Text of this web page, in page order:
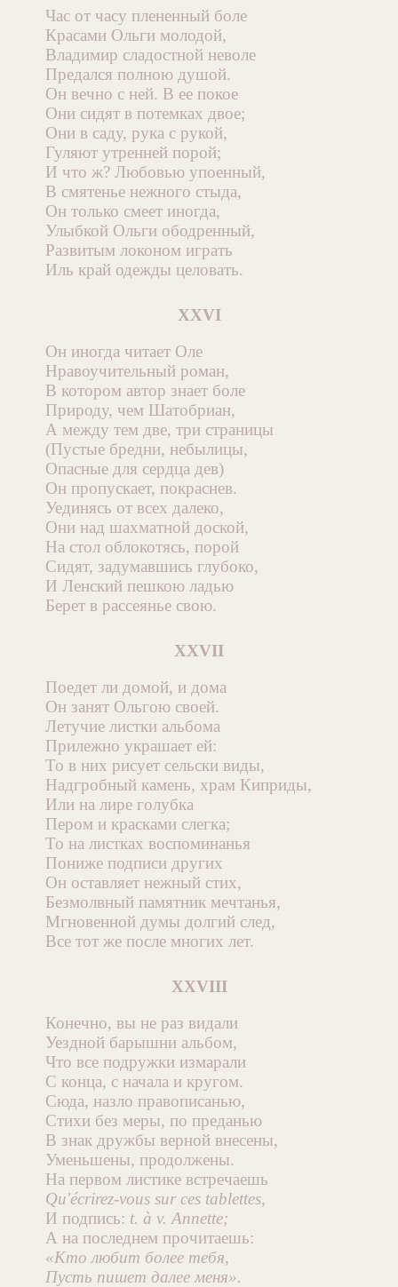
Час от часу плененный боле
Красами Ольги молодой,
Владимир сладостной неволе
Предался полною душой.
Он вечно с ней. В ее покое
Они сидят в потемках двое;
Они в саду, рука с рукой,
Гуляют утренней порой;
И что ж? Любовью упоенный,
В смятенье нежного стыда,
Он только смеет иногда,
Улыбкой Ольги ободренный,
Развитым локоном играть
Иль край одежды целовать.
XXVI
Он иногда читает Оле
Нравоучительный роман,
В котором автор знает боле
Природу, чем Шатобриан,
А между тем две, три страницы
(Пустые бредни, небылицы,
Опасные для сердца дев)
Он пропускает, покраснев.
Уединясь от всех далеко,
Они над шахматной доской,
На стол облокотясь, порой
Сидят, задумавшись глубоко,
И Ленский пешкою ладью
Берет в рассеянье свою.
XXVII
Поедет ли домой, и дома
Он занят Ольгою своей.
Летучие листки альбома
Прилежно украшает ей:
То в них рисует сельски виды,
Надгробный камень, храм Киприды,
Или на лире голубка
Пером и красками слегка;
То на листках воспоминанья
Пониже подписи других
Он оставляет нежный стих,
Безмолвный памятник мечтанья,
Мгновенной думы долгий след,
Все тот же после многих лет.
XXVIII
Конечно, вы не раз видали
Уездной барышни альбом,
Что все подружки измарали
С конца, с начала и кругом.
Сюда, назло правописанью,
Стихи без меры, по преданью
В знак дружбы верной внесены,
Уменьшены, продолжены.
На первом листике встречаешь
Qu'écrirez-vous sur ces tablettes,
И подпись: t. à v. Annette;
А на последнем прочитаешь:
«Кто любит более тебя,
Пусть пишет далее меня».